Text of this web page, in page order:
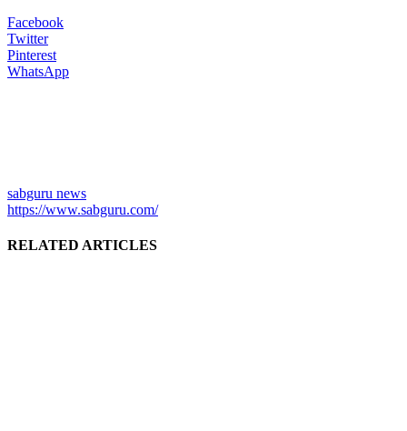
Facebook
Twitter
Pinterest
WhatsApp
sabguru news
https://www.sabguru.com/
RELATED ARTICLES